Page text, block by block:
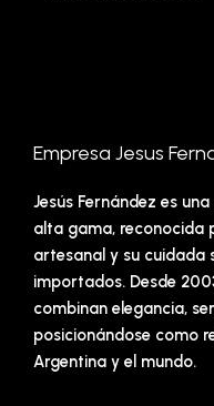
Empresa Jesus
Jesús Fernández es
alta gama, reconocida
artesanal y su cuidada
importados. Desde
combinan elegancia,
posicionándose como
Argentina y el mundo.